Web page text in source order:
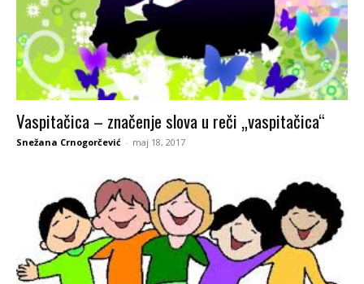
Vaspitačica – značenje slova u reči „vaspitačica“
Snežana Crnogorčević - maj 18, 2017